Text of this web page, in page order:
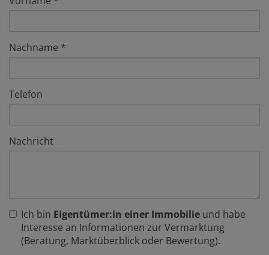
Nachname
Telefon
Nachricht
Ich bin Eigentümer:in einer Immobilie und habe
Interesse an Informationen zur Vermarktung
(Beratung, Marktüberblick oder Bewertung).